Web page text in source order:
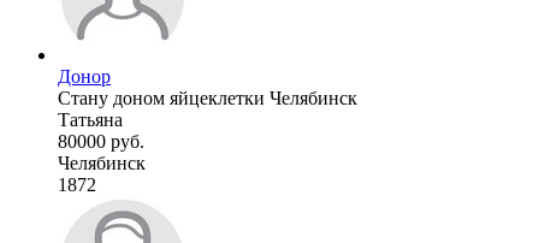
Донор
Стану доном яйцеклетки Челябинск
Татьяна
80000 руб.
Челябинск
1872